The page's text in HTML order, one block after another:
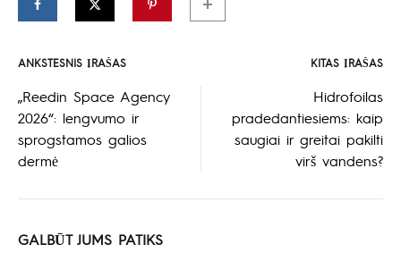
Įrašo
naršymas
ANKSTESNIS ĮRAŠAS KITAS ĮRAŠAS
„Reedin Space Agency
2026“: lengvumo ir
sprogstamos galios
dermė
Hidrofoilas
pradedantiesiems: kaip
saugiai ir greitai pakilti
virš vandens?
GALBŪT JUMS PATIKS